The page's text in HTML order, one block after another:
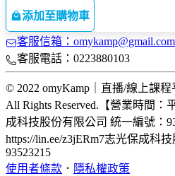
供、課後回饋與課程相關服務之
目的所必要範圍內使用您的個人資
2.為強化學習服務品質及提供後續
能會將您所報名之課程主題等相
係企業（如智基科技開發股份有
限公司及其旗下補習班、函授等
懷、資源推薦及行銷推廣用途，
並限於前述特定目的範圍內使用。
添加至購物車
客服信箱：omykamp@gmail.com
客服電話：0223880103
© 2022 omyKamp｜直播/線上課
All Rights Reserved.【營業時間：
成科技股份有限公司 統一編號：
https://lin.ee/z3jERm7志光保成科技
93523215
使用者條款 ． 隱私權政策